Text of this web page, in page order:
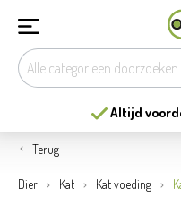
13
Terug
Dier Kat Kat voeding